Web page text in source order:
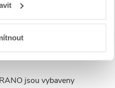
sklo
jsou vybaveny